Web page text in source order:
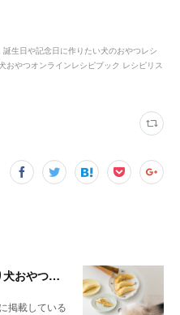
誕生日や記念日に作りたい犬のおやつレシ
おやつオンラインレシピブック レシピリス
混ぜて焼くだけ！卵餃子（手作り犬おやつレシピ）
掲載している